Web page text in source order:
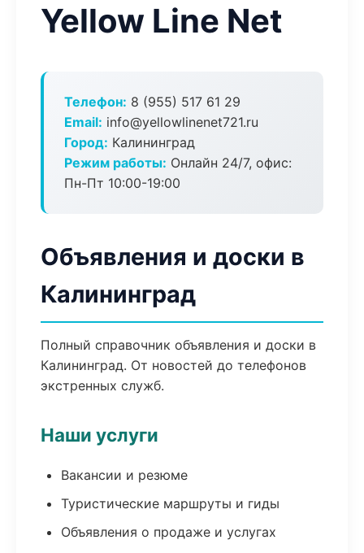
Yellow Line Net
Телефон: 8 (955) 517 61 29
Email: info@yellowlinenet721.ru
Город: Калининград
Режим работы: Онлайн 24/7, офис:
Пн-Пт 10:00-19:00
Объявления и доски в
Калининград
Полный справочник объявления и доски в
Калининград. От новостей до телефонов
экстренных служб.
Наши услуги
Вакансии и резюме
Туристические маршруты и гиды
Объявления о продаже и услугах